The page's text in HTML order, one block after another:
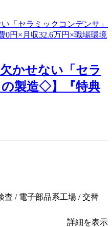
かせない「セラ
製造◇】『特典
査 / 電子部品系工場 / 交替
詳細を表示